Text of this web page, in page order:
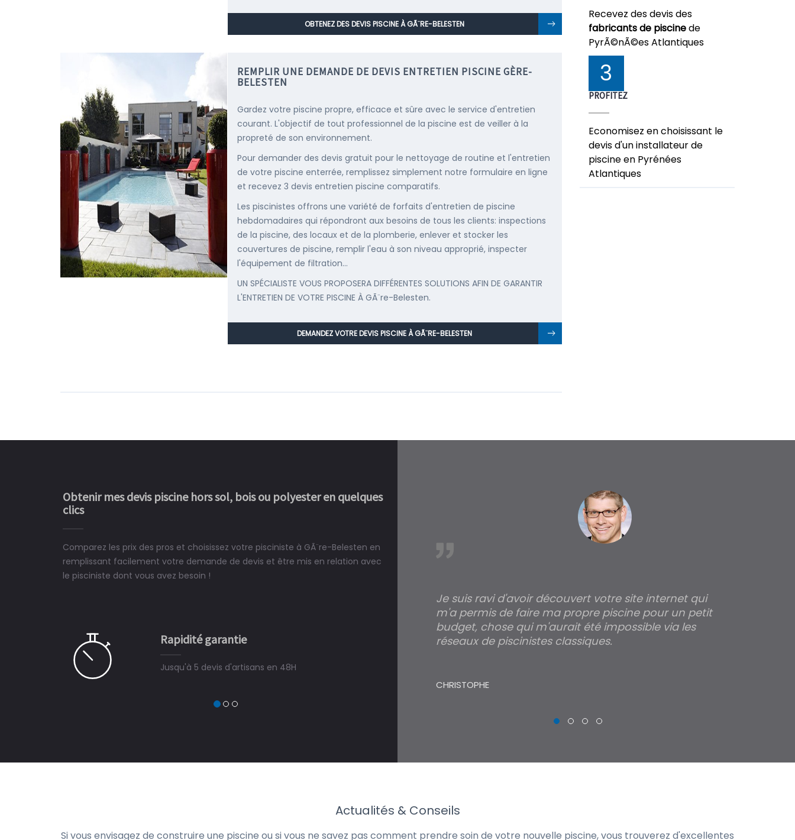
OBTENEZ DES DEVIS PISCINE À GÃ¨RE-BELESTEN
REMPLIR UNE DEMANDE DE DEVIS ENTRETIEN PISCINE GÈRE-
BELESTEN
Gardez votre piscine propre, efficace et sûre avec le service d'entretien
courant. L'objectif de tout professionnel de la piscine est de veiller à la
propreté de son environnement.
Pour demander des devis gratuit pour le nettoyage de routine et l'entretien
de votre piscine enterrée, remplissez simplement notre formulaire en ligne
et recevez 3 devis entretien piscine comparatifs.
Les piscinistes offrons une variété de forfaits d'entretien de piscine
hebdomadaires qui répondront aux besoins de tous les clients: inspections
de la piscine, des locaux et de la plomberie, enlever et stocker les
couvertures de piscine, remplir l'eau à son niveau approprié, inspecter
l'équipement de filtration...
UN SPÉCIALISTE VOUS PROPOSERA DIFFÉRENTES SOLUTIONS AFIN DE GARANTIR
L'ENTRETIEN DE VOTRE PISCINE À GÃ¨re-Belesten.
DEMANDEZ VOTRE DEVIS PISCINE À GÃ¨RE-BELESTEN
Recevez des devis des
fabricants de piscinede
PyrÃ©nÃ©es Atlantiques
3
PROFITEZ
Economisez en choisissant le
devis d'un installateur de
piscine en Pyrénées
Atlantiques
Obtenir mes devis piscine hors sol, bois ou polyester en quelques
clics
Comparez les prix des pros et choisissez votre pisciniste à GÃ¨re-Belesten en
remplissant facilement votre demande de devis et être mis en relation avec
le pisciniste dont vous avez besoin !
Rapidité garantie
Jusqu'à 5 devis d'artisans en 48H
ne peut plus s'en passer.
Le rêve devient enfin réalité, une piscine est bien
construit chez moi.
Je suis ravi d'avoir découvert votre site internet qui
m'a permis de faire ma propre piscine pour un petit
budget, chose qui m'aurait été impossible via les
réseaux de piscinistes classiques.
CHRISTOPHE
Actualités & Conseils
Si vous envisagez de construire une piscine ou si vous ne savez pas comment prendre soin de votre nouvelle piscine, vous trouverez d'excellentes